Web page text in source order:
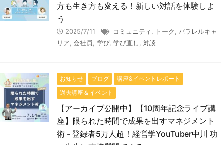
方も生き方も変える！新しい対話を体験しよ
う
2025/7/11 コミュニティ トーク
パラレルキャ
リア 会社員 学び 学び直し 対談
お知らせ ブログ
講座&イベントレポート
過去講座＆イベント
【アーカイブ公開中】【10周年記念ライブ講
座】限られた時間で成果を出すマネジメント
術 - 登録者5万人超！経営学YouTuber中川 功